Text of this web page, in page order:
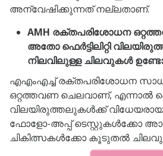
അന്വേഷിക്കുന്നത് നല്ലതാണ്.
AMH രക്തപരിശോധന
അതോ ഫെർട്ടിലിറ്റി
നിലവിലുള്ള ചിലവുകൾ
എഎംഎച്ച് രക്തപരിശോധന
ഒറ്റത്തവണ ചെലവാണ്, എന്നാൽ
വിലയിരുത്തലുകൾക്ക്
ഫോളോ-അപ്പ് ടെസ്റ്റുകൾക്കോ
ചികിത്സകൾക്കോ ​​കൂടുതൽ